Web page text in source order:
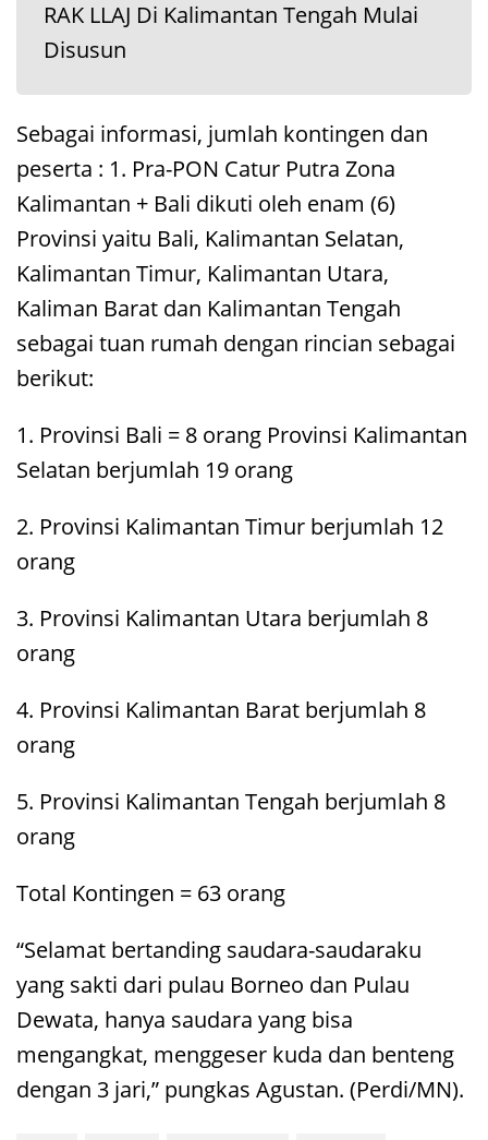
RAK LLAJ Di Kalimantan Tengah Mulai
Disusun
Sebagai informasi, jumlah kontingen dan
peserta : 1. Pra-PON Catur Putra Zona
Kalimantan + Bali dikuti oleh enam (6)
Provinsi yaitu Bali, Kalimantan Selatan,
Kalimantan Timur, Kalimantan Utara,
Kaliman Barat dan Kalimantan Tengah
sebagai tuan rumah dengan rincian sebagai
berikut:
1. Provinsi Bali = 8 orang Provinsi Kalimantan
Selatan berjumlah 19 orang
2. Provinsi Kalimantan Timur berjumlah 12
orang
3. Provinsi Kalimantan Utara berjumlah 8
orang
4. Provinsi Kalimantan Barat berjumlah 8
orang
5. Provinsi Kalimantan Tengah berjumlah 8
orang
Total Kontingen = 63 orang
“Selamat bertanding saudara-saudaraku
yang sakti dari pulau Borneo dan Pulau
Dewata, hanya saudara yang bisa
mengangkat, menggeser kuda dan benteng
dengan 3 jari,” pungkas Agustan. (Perdi/MN).